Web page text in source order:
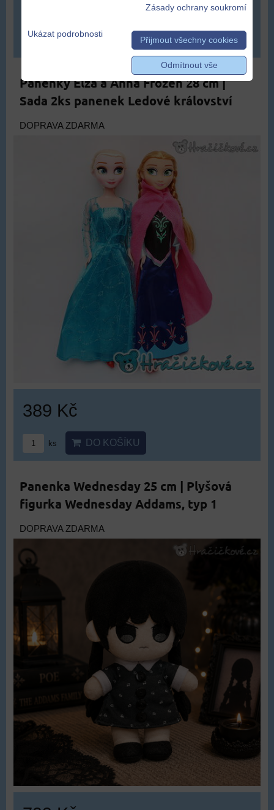
DO KOŠÍKU
Panenky Elza a Anna Frozen 28 cm |
Sada 2ks panenek Ledové království
DOPRAVA ZDARMA
389 Kč
ks DO KOŠÍKU
Panenka Wednesday 25 cm | Plyšová
figurka Wednesday Addams, typ 1
DOPRAVA ZDARMA
Zásady ochrany soukromí
Ukázat podrobnosti
Přijmout všechny cookies
Odmítnout vše